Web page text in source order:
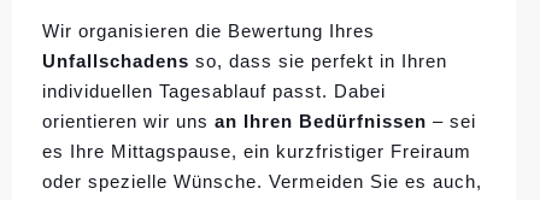
Wir organisieren die Bewertung Ihres
Unfallschadens so, dass sie perfekt in Ihren
individuellen Tagesablauf passt. Dabei
orientieren wir uns an Ihren Bedürfnissen – sei
es Ihre Mittagspause, ein kurzfristiger Freiraum
oder spezielle Wünsche. Vermeiden Sie es auch,